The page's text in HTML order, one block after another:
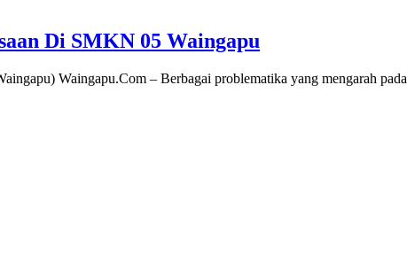
Di SMKN 05 Waingapu
Waingapu.Com – Berbagai problematika yang mengarah pada